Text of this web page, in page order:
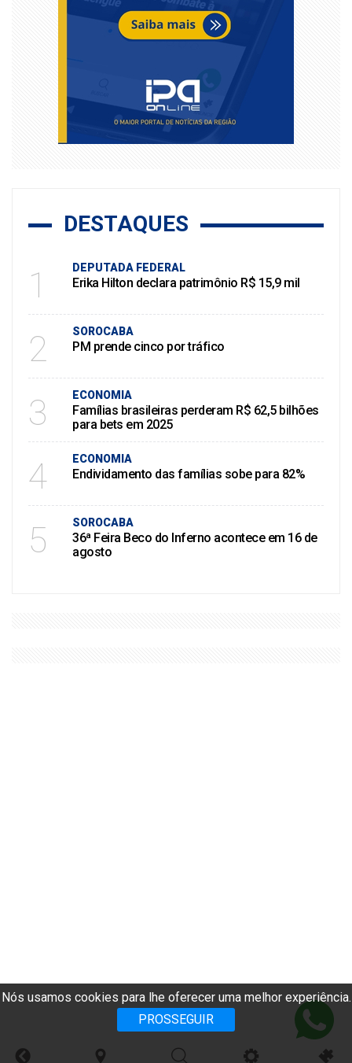
Nós usamos cookies para lhe oferecer uma melhor experiência.
PROSSEGUIR
DESTAQUES
1 DEPUTADA FEDERAL
Erika Hilton declara patrimônio R$ 15,9 mil
2 SOROCABA
PM prende cinco por tráfico
3 ECONOMIA
Famílias brasileiras perderam R$ 62,5 bilhões
para bets em 2025
4 ECONOMIA
Endividamento das famílias sobe para 82%
5 SOROCABA
36ª Feira Beco do Inferno acontece em 16 de
agosto